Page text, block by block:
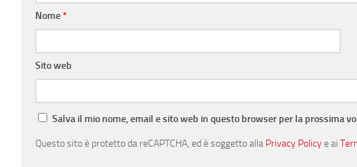
Nome*
Sito web
Salva il mio nome, email e sito web in questo browser per la prossima
Questo sito è protetto da reCAPTCHA, ed è soggetto alla Privacy Policye ai